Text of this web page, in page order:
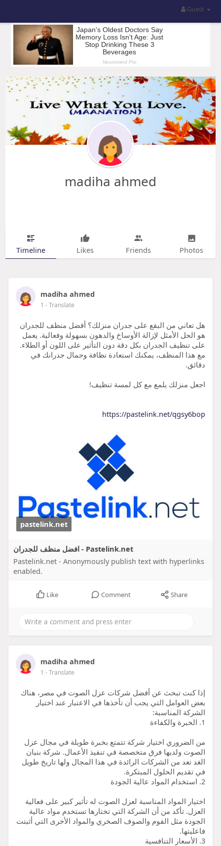
Guest
madiha ahmed
Timeline Likes Friends Photos
madiha ahmed
1 - Translate
هل تعاني من البقع على جدران منزلك؟ أفضل منظف للجدران
هو الحل الأمثل لإزالة الأوساخ والدهون بسهولة وفعالية. يعمل
على تنظيف الجدران بكل دقة دون التأثير على اللون أو الطلاء.
مع هذا المنظف، يمكنك استعادة نظافة وجمال جدرانك في
دقائق.
اجعل منزلك يلمع مع كل لمسة تنظيف!
https://pastelink.net/qgsy6bop
pastelink.net
افضل منظف للجدران - Pastelink.net
Pastelink.net - Anonymously publish text with hyperlinks
enabled.
Like Comment Share
madiha ahmed
1 - Translate
إذا كنت تبحث عن أفضل شركات عزل الصوت في مصر، هناك
بعض العوامل التي يجب أن تأخذها في الاعتبار عند اختيار
الشركة المناسبة:
1. الخبرة والكفاءة
من الضروري اختيار شركة تتمتع بخبرة طويلة في مجال عزل
الصوت ولديها فرق متخصصة في تنفيذ الأعمال. شركة بنيان
الغد تعد من الشركات الرائدة في هذا المجال ولها تاريخ طويل
في تقديم الحلول المبتكرة.
2. استخدام المواد عالية الجودة
اختيار المواد المناسبة لعزل الصوت له تأثير كبير على فعالية
العزل. تأكد من أن الشركة التي تختارها تستخدم مواد عالية
الجودة مثل الفوم والصوف الصخري والمواد الأخرى التي أثبتت
فاعليتها.
3. الأسعار التنافسية